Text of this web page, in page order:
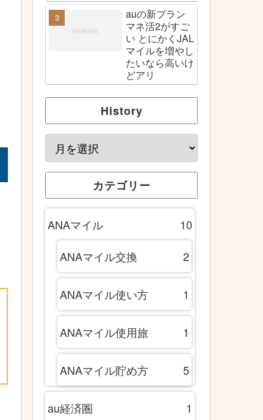
auの新プラン
マネ活2がすご
い とにかくJAL
マイルを増やし
たいなら高いけ
どアリ
History
カテゴリー
ANAマイル
10
ANAマイル交換
2
ANAマイル使い方 1
ANAマイル使用旅 1
ANAマイル貯め方 5
au経済圏 1